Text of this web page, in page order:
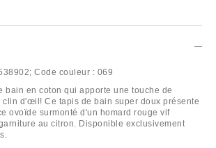
Code couleur : 069
bain en coton qui apporte une touche de
clin d'œil! Ce tapis de bain super doux présente
ovoïde surmonté d'un homard rouge vif
au citron. Disponible exclusivement